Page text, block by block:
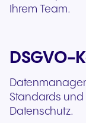
Ihrem Team.
DSGVO-
Standards
Datenschutz.